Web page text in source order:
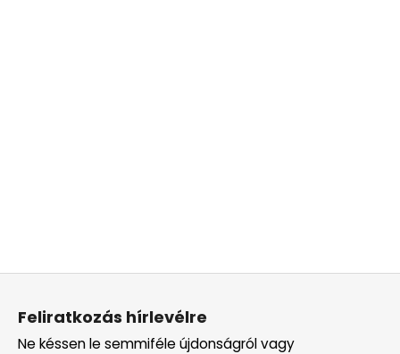
L
Feliratkozás hírlevélre
Ne késsen le semmiféle újdonságról vagy